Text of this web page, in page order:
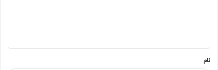
*
نام